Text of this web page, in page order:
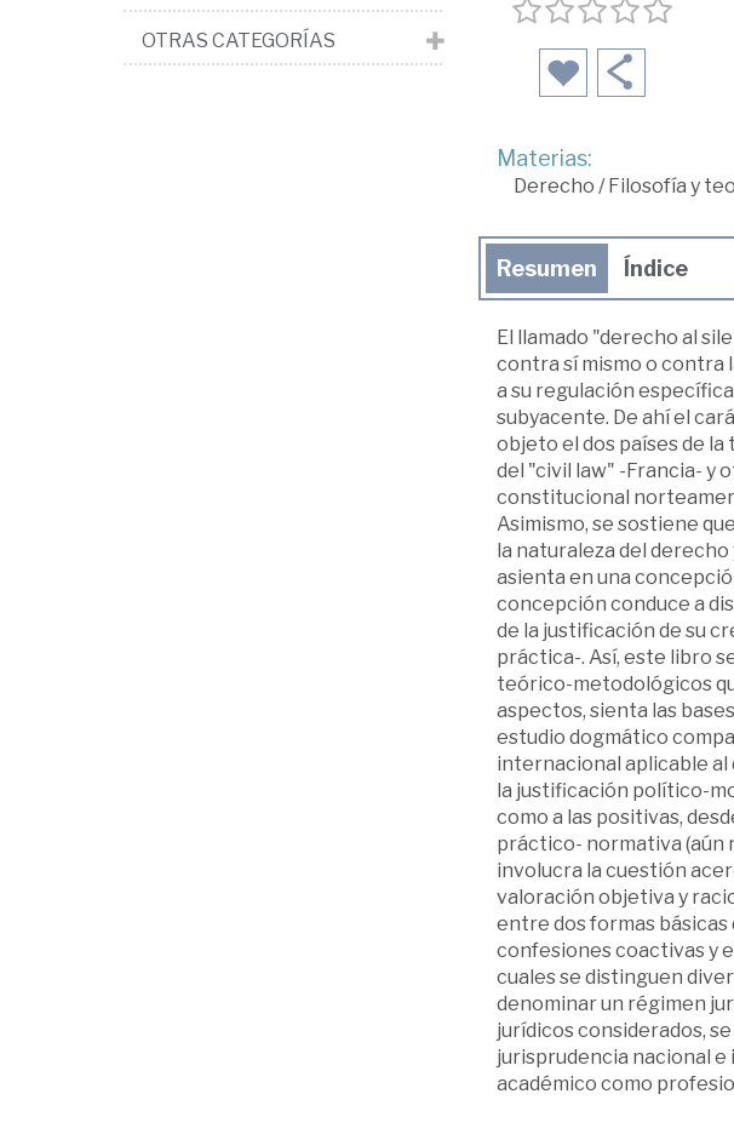
Materias:
Derecho /Filosofía y
Resumen Índice
El llamado "derecho al
contra sí mismo o contra
a su regulación
subyacente. De ahí el
objeto el dos países de
del "civil law" -Francia- y
constitucional
Asimismo, se sostiene
la naturaleza del
asienta en una
concepción conduce a
de la justificación de su
práctica-. Así, este libro
teórico-metodológicos
aspectos, sienta las
estudio dogmático
internacional aplicable al
la justificación político-
como a las positivas,
práctico- normativa (aún
involucra la cuestión
valoración objetiva y
entre dos formas
confesiones coactivas y
cuales se distinguen
denominar un régimen
jurídicos considerados,
jurisprudencia nacional
académico como
OTRAS CATEGORÍAS